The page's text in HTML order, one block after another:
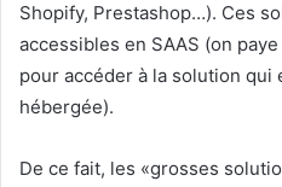
Shopify, Prestashop…). Ces
accessibles en SAAS (on
pour accéder à la solution qui
hébergée).
De ce fait, les «grosses